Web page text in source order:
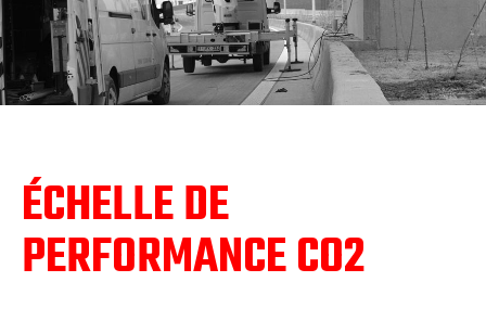
ÉCHELLE DE
PERFORMANCE CO2